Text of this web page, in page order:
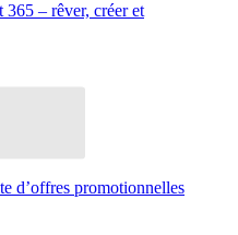
– rêver, créer et
d’offres promotionnelles